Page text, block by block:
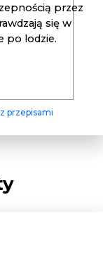
przez
się w
po lodzie.
przepisami